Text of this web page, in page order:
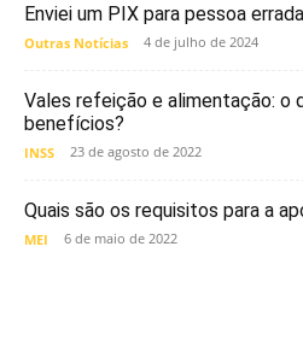
Enviei um PIX para pessoa
Outras Notícias 4 de julho de 2024
Vales refeição e alimentação: o
benefícios?
INSS 23 de agosto de 2022
Quais são os requisitos para a
MEI 6 de maio de 2022